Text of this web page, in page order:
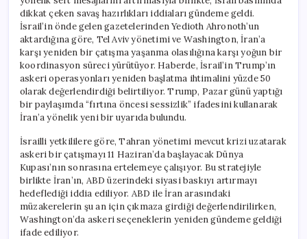
Zaman
Kazanmaya
Çalışıyor
için
dikkat çeken savaş hazırlıkları iddiaları gündeme geldi.
İsrail’in önde gelen gazetelerinden Yedioth Ahronoth’un
aktardığına göre, Tel Aviv yönetimi ve Washington, İran’a
karşı yeniden bir çatışma yaşanma olasılığına karşı yoğun bir
koordinasyon süreci yürütüyor. Haberde, İsrail’in Trump’ın
askeri operasyonları yeniden başlatma ihtimalini yüzde 50
olarak değerlendirdiği belirtiliyor. Trump, Pazar günü yaptığı
bir paylaşımda “fırtına öncesi sessizlik” ifadesini kullanarak
İran’a yönelik yeni bir uyarıda bulundu.
İsrailli yetkililere göre, Tahran yönetimi mevcut krizi uzatarak
askeri bir çatışmayı 11 Haziran’da başlayacak Dünya
Kupası’nın sonrasına ertelemeye çalışıyor. Bu stratejiyle
birlikte İran’ın, ABD üzerindeki siyasi baskıyı artırmayı
hedeflediği iddia ediliyor. ABD ile İran arasındaki
müzakerelerin şu an için çıkmaza girdiği değerlendirilirken,
Washington’da askeri seçeneklerin yeniden gündeme geldiği
ifade ediliyor.